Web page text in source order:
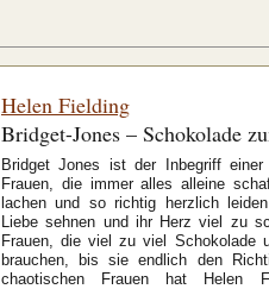
Helen Fielding
Bridget-Jones – Schokolade
Bridget Jones ist der Inbegriff
Frauen, die immer alles alleine
lachen und so richtig herzlich
Liebe sehnen und ihr Herz viel zu
Frauen, die viel zu viel Schokolade
brauchen, bis sie endlich den
chaotischen Frauen hat Helen